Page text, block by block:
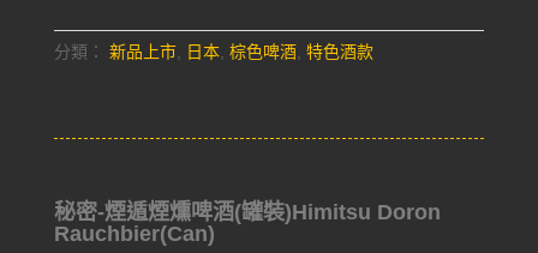
分類： 新品上市, 日本, 棕色啤酒, 特色酒款
秘密-煙遁煙燻啤酒(罐裝)Himitsu Doron
Rauchbier(Can)